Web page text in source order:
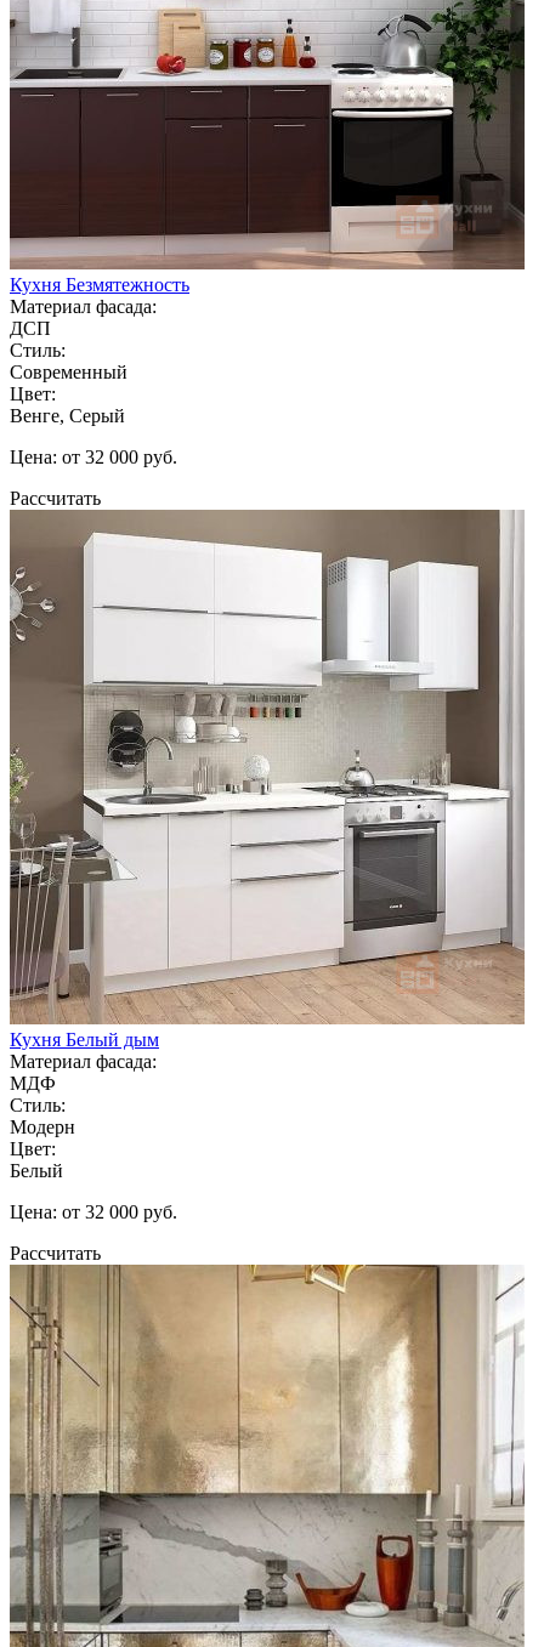
Кухня Безмятежность
Материал фасада:
ДСП
Стиль:
Современный
Цвет:
Венге, Серый
Цена: от 32 000 руб.
Рассчитать
Кухня Белый дым
Материал фасада:
МДФ
Стиль:
Модерн
Цвет:
Белый
Цена: от 32 000 руб.
Рассчитать